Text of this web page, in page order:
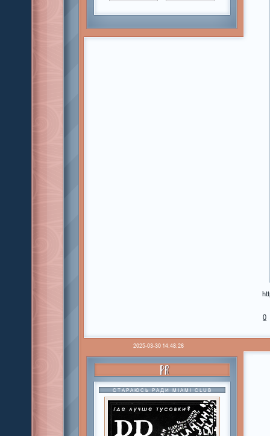
0
2025-03-30 14:48:26
PR
СТАРАЮСЬ РАДИ MIAMI CLUB